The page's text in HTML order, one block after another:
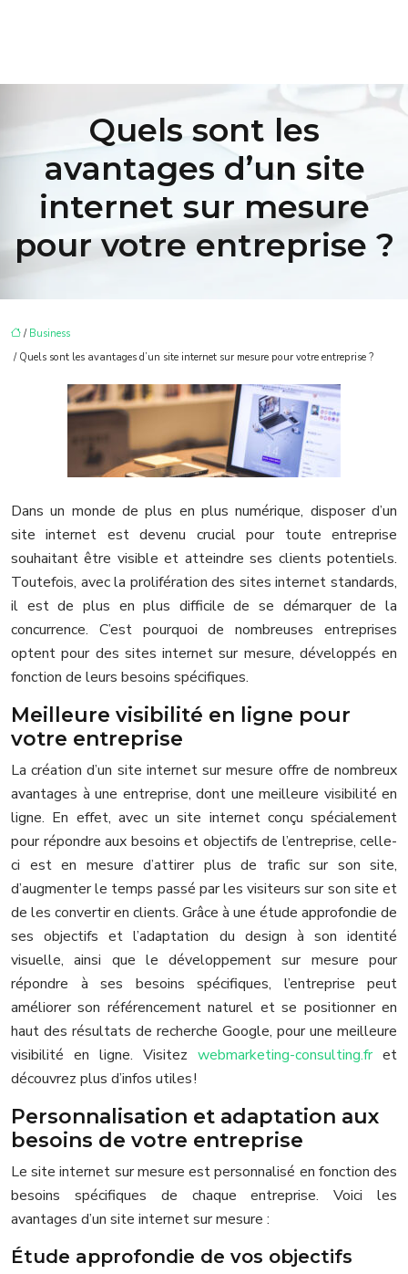
Quels sont les
avantages d’un site
internet sur mesure
pour votre entreprise ?
/ Business
/ Quels sont les avantages d’un site internet sur mesure pour votre entreprise ?
Dans un monde de plus en plus numérique, disposer d’un
site internet est devenu crucial pour toute entreprise
souhaitant être visible et atteindre ses clients potentiels.
Toutefois, avec la prolifération des sites internet standards,
il est de plus en plus difficile de se démarquer de la
concurrence. C’est pourquoi de nombreuses entreprises
optent pour des sites internet sur mesure, développés en
fonction de leurs besoins spécifiques.
Meilleure visibilité en ligne pour
votre entreprise
La création d’un site internet sur mesure offre de nombreux
avantages à une entreprise, dont une meilleure visibilité en
ligne. En effet, avec un site internet conçu spécialement
pour répondre aux besoins et objectifs de l’entreprise, celle-
ci est en mesure d’attirer plus de trafic sur son site,
d’augmenter le temps passé par les visiteurs sur son site et
de les convertir en clients. Grâce à une étude approfondie de
ses objectifs et l’adaptation du design à son identité
visuelle, ainsi que le développement sur mesure pour
répondre à ses besoins spécifiques, l’entreprise peut
améliorer son référencement naturel et se positionner en
haut des résultats de recherche Google, pour une meilleure
visibilité en ligne. Visitez webmarketing-consulting.fret
découvrez plus d’infos utiles !
Personnalisation et adaptation aux
besoins de votre entreprise
Le site internet sur mesure est personnalisé en fonction des
besoins spécifiques de chaque entreprise. Voici les
avantages d’un site internet sur mesure :
Étude approfondie de vos objectifs